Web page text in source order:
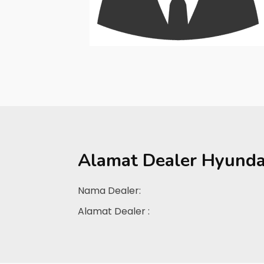
Alamat Dealer
Nama Dealer:
Alamat Dealer :